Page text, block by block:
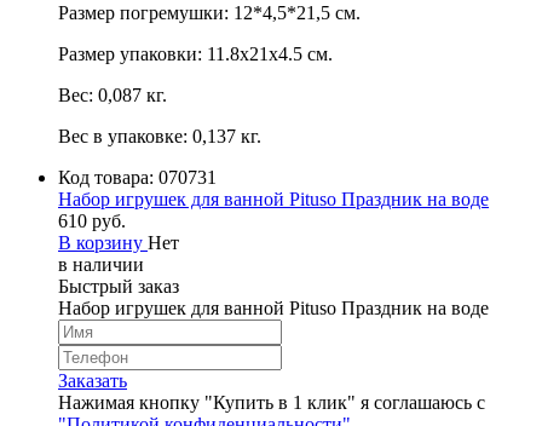
Размер погремушки: 12*4,5*21,5 см.
Размер упаковки: 11.8х21х4.5 см.
Вес: 0,087 кг.
Вес в упаковке: 0,137 кг.
Код товара: 070731
Набор игрушек для ванной Pituso Праздник на воде
610 руб.
В корзину Нет
в наличии
Быстрый заказ
Набор игрушек для ванной Pituso Праздник на воде
Заказать
Нажимая кнопку "Купить в 1 клик" я соглашаюсь с